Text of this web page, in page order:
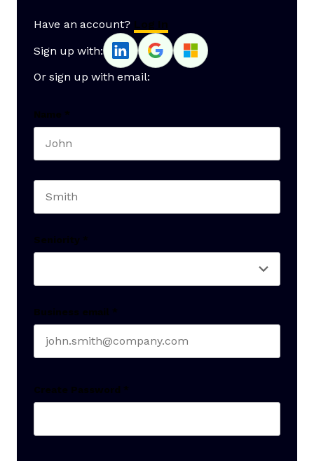
Have an account? Log In
Sign up with:
Or sign up with email:
Name *
Seniority *
Business email *
Create Password *